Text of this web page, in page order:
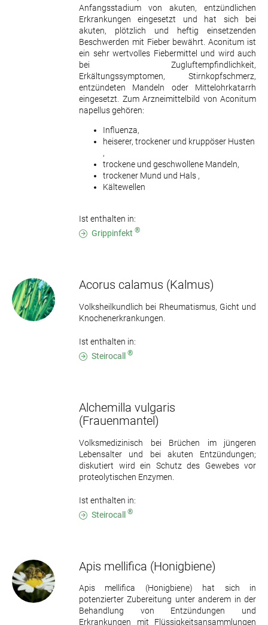
Anfangsstadium von akuten, entzündlichen
Erkrankungen eingesetzt und hat sich bei
akuten, plötzlich und heftig einsetzenden
Beschwerden mit Fieber bewährt. Aconitum ist
ein sehr wertvolles Fiebermittel und wird auch
bei Zugluftempfindlichkeit,
Erkältungssymptomen, Stirnkopfschmerz,
entzündeten Mandeln oder Mittelohrkatarrh
eingesetzt. Zum Arzneimittelbild von Aconitum
napellus gehören:
Influenza,
heiserer, trockener und kruppöser Husten
,
trockene und geschwollene Mandeln,
trockener Mund und Hals ,
Kältewellen
Ist enthalten in:
Grippinfekt ®
Acorus calamus (Kalmus)
Volksheilkundlich bei Rheumatismus, Gicht und
Knochenerkrankungen.
Ist enthalten in:
Steirocall ®
Alchemilla vulgaris
(Frauenmantel)
Volksmedizinisch bei Brüchen im jüngeren
Lebensalter und bei akuten Entzündungen;
diskutiert wird ein Schutz des Gewebes vor
proteolytischen Enzymen.
Ist enthalten in:
Steirocall ®
Apis mellifica (Honigbiene)
Apis mellifica (Honigbiene) hat sich in
potenzierter Zubereitung unter anderem in der
Behandlung von Entzündungen und
Erkrankungen mit Flüssigkeitsansammlungen